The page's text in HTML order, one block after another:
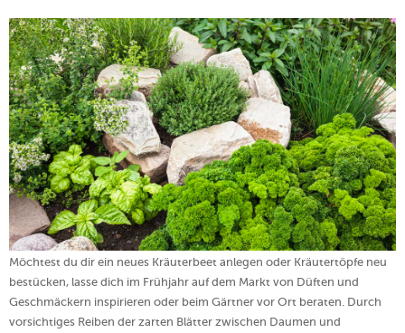
Möchtest du dir ein neues Kräuterbeet anlegen oder Kräutertöpfe neu
bestücken, lasse dich im Frühjahr auf dem Markt von Düften und
Geschmäckern inspirieren oder beim Gärtner vor Ort beraten. Durch
vorsichtiges Reiben der zarten Blätter zwischen Daumen und